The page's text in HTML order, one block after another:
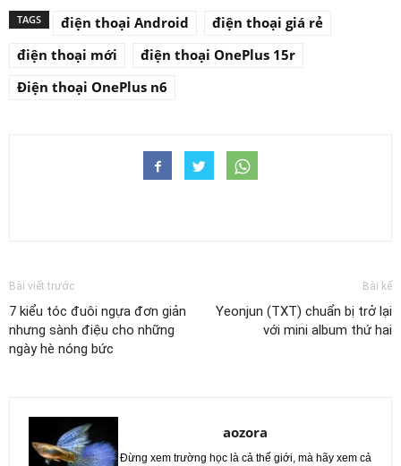
TAGS điện thoại Android
điện thoại giá rẻ
điện thoại mới
điện thoại OnePlus 15r
Điện thoại OnePlus n6
Bài viết trước
7 kiểu tóc đuôi ngựa đơn giản
nhưng sành điệu cho những
ngày hè nóng bức
Bài kế
Yeonjun (TXT) chuẩn bị trở lại
với mini album thứ hai
aozora
Đừng xem trường học là cả thế giới, mà hãy xem cả